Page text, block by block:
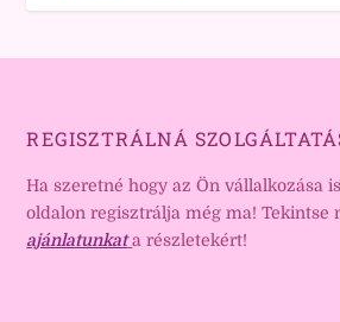
REGISZTRÁLNÁ
Ha szeretné hogy az Ön vállalkozása
oldalon regisztrálja még ma! Tekintse
ajánlatunkat a részletekért!